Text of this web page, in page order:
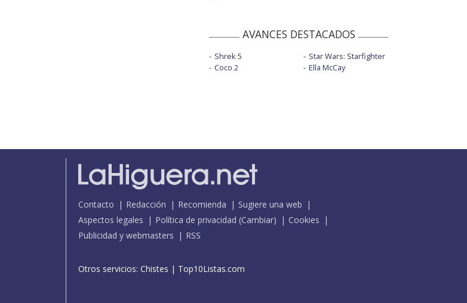
AVANCES DESTACADOS
Shrek 5
Coco 2
Star Wars: Starfighter
Ella McCay
Contacto Redacción Recomienda
Sugiere una web
Aspectos legales
Política de privacidad (Cambiar)
Cookies
Publicidad y webmasters
RSS
Otros servicios: Chistes | Top10Listas.com